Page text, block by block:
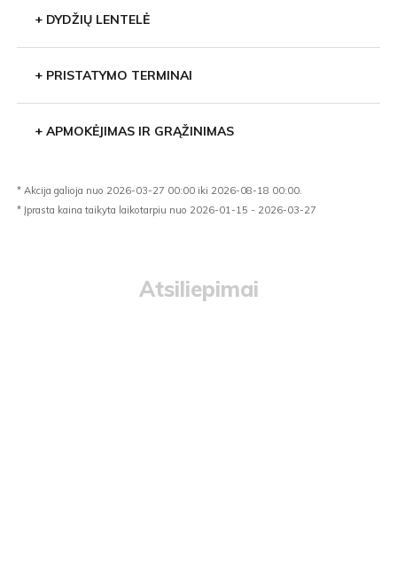
+ DYDŽIŲ LENTELĖ
+ PRISTATYMO TERMINAI
+ APMOKĖJIMAS IR GRĄŽINIMAS
* Akcija galioja nuo 2026-03-27 00:00 iki 2026-08-18 00:00.
* Įprasta kaina taikyta laikotarpiu nuo 2026-01-15 - 2026-03-27
Atsiliepimai